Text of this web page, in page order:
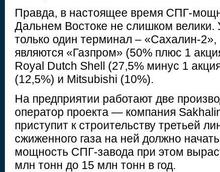
Правда, в настоящее время СПГ-
Дальнем Востоке не слишком велики.
только один терминал – «Сахалин-
являются «Газпром» (50% плюс 1
Royal Dutch Shell (27,5% минус 1
(12,5%) и Mitsubishi (10%).
На предприятии работают две
оператор проекта — компания
приступит к строительству третьей
сжиженного газа на ней должно
мощность СПГ-завода при этом
млн тонн до 15 млн тонн в год.